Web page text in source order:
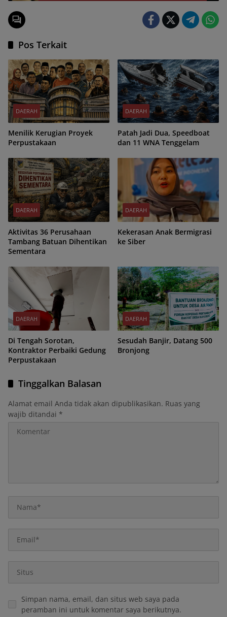
Pos Terkait
DAERAH
Menilik Kerugian Proyek
Perpustakaan
DAERAH
Patah Jadi Dua, Speedboat
dan 11 WNA Tenggelam
DAERAH
Aktivitas 36 Perusahaan
Tambang Batuan Dihentikan
Sementara
DAERAH
Kekerasan Anak Bermigrasi
ke Siber
DAERAH
Di Tengah Sorotan,
Kontraktor Perbaiki Gedung
Perpustakaan
DAERAH
Sesudah Banjir, Datang 500
Bronjong
Tinggalkan Balasan
Alamat email Anda tidak akan dipublikasikan. Ruas yang
wajib ditandai *
Simpan nama, email, dan situs web saya pada
peramban ini untuk komentar saya berikutnya.